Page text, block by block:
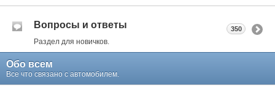
Вопросы и ответы
Раздел для новичков.
350
Обо всем
Все что связано с автомобилем.